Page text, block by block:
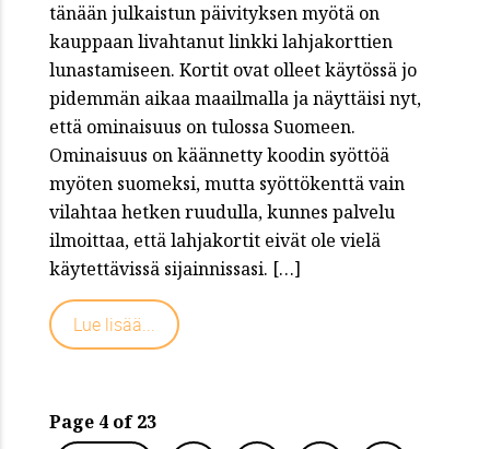
tänään julkaistun päivityksen myötä on
kauppaan livahtanut linkki lahjakorttien
lunastamiseen. Kortit ovat olleet käytössä jo
pidemmän aikaa maailmalla ja näyttäisi nyt,
että ominaisuus on tulossa Suomeen.
Ominaisuus on käännetty koodin syöttöä
myöten suomeksi, mutta syöttökenttä vain
vilahtaa hetken ruudulla, kunnes palvelu
ilmoittaa, että lahjakortit eivät ole vielä
käytettävissä sijainnissasi. […]
Lue lisää...
Page 4 of 23